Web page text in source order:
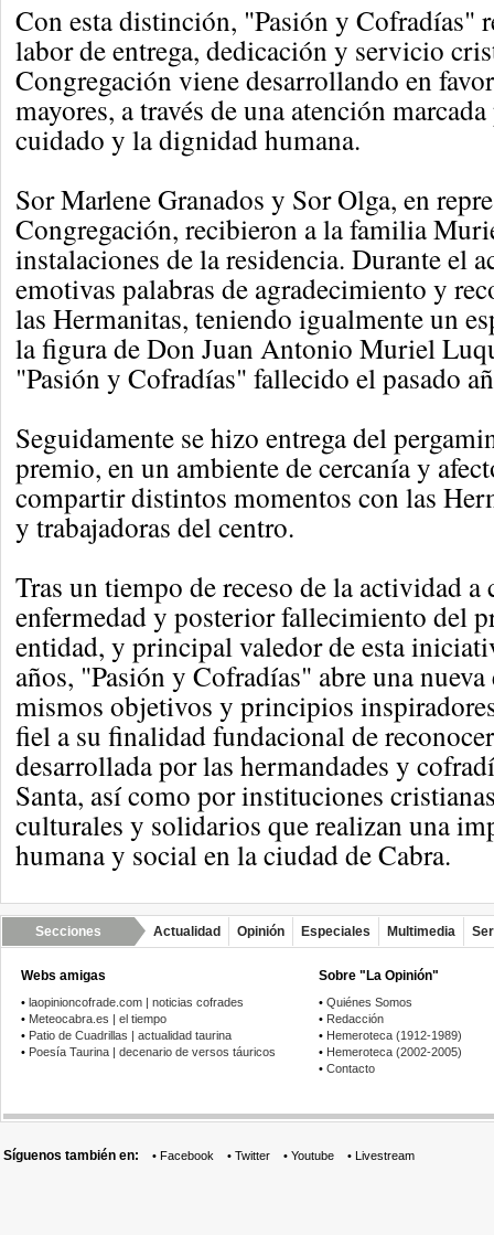
Con esta distinción, "Pasión y Cofradías"
labor de entrega, dedicación y servicio
Congregación viene desarrollando en
mayores, a través de una atención
cuidado y la dignidad humana.
Sor Marlene Granados y Sor Olga, en
Congregación, recibieron a la familia
instalaciones de la residencia. Durante el
emotivas palabras de agradecimiento y
las Hermanitas, teniendo igualmente un
la figura de Don Juan Antonio Muriel
"Pasión y Cofradías" fallecido el pasado
Seguidamente se hizo entrega del
premio, en un ambiente de cercanía y
compartir distintos momentos con las
y trabajadoras del centro.
Tras un tiempo de receso de la actividad a
enfermedad y posterior fallecimiento del
entidad, y principal valedor de esta
años, "Pasión y Cofradías" abre una
mismos objetivos y principios
fiel a su finalidad fundacional de
desarrollada por las hermandades y
Santa, así como por instituciones
culturales y solidarios que realizan una
humana y social en la ciudad de Cabra.
Secciones Actualidad Opinión Especiales Multimedia
Webs amigas
• laopinioncofrade.com | noticias cofrades
• Meteocabra.es | el tiempo
• Patio de Cuadrillas | actualidad taurina
• Poesía Taurina | decenario de versos táuricos
Sobre "La Opinión"
• Quiénes Somos
• Redacción
• Hemeroteca (1912-1989)
• Hemeroteca (2002-2005)
• Contacto
Síguenos también en: • Facebook • Twitter • Youtube • Livestream